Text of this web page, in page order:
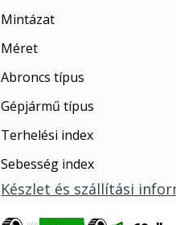
Mintázat
Méret
Abroncs típus
Gépjármű típus
Terhelési index
Sebesség index
Készlet és szállítási